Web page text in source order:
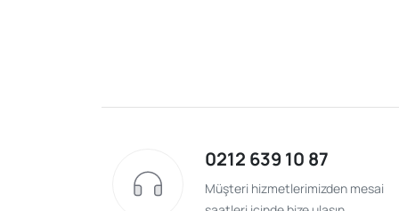
0212 639 10 87
Müşteri hizmetlerimizden mesai